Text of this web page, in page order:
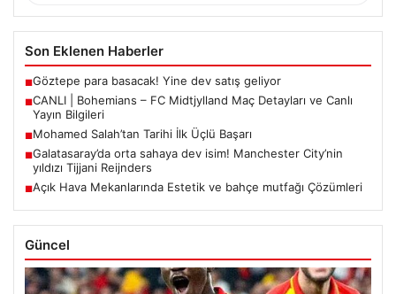
Son Eklenen Haberler
■Göztepe para basacak! Yine dev satış geliyor
■CANLI | Bohemians – FC Midtjylland Maç Detayları ve Canlı
Yayın Bilgileri
■Mohamed Salah’tan Tarihi İlk Üçlü Başarı
■Galatasaray’da orta sahaya dev isim! Manchester City’nin
yıldızı Tijjani Reijnders
■Açık Hava Mekanlarında Estetik ve bahçe mutfağı Çözümleri
Güncel